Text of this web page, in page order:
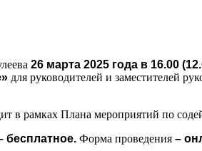
26 марта 2025 года в 16.00
» для руководителей и заместителей
в рамках Плана мероприятий по
бесплатное. Форма проведения –